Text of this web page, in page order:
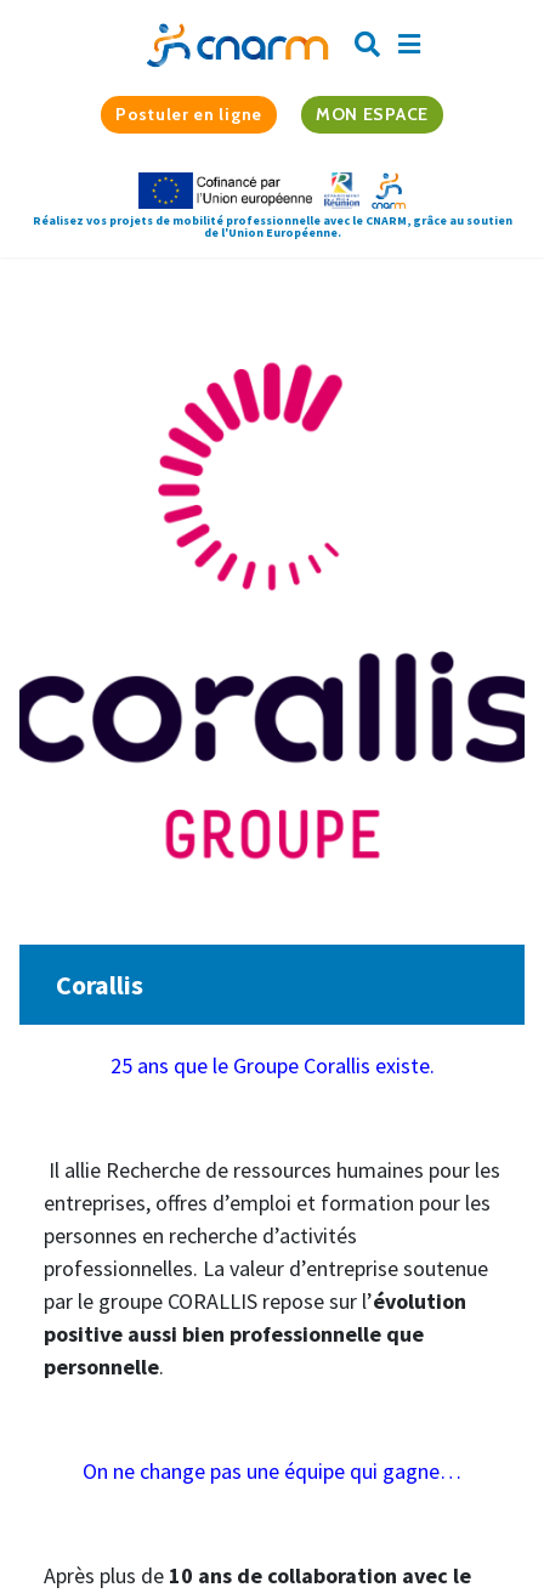
Postuler en ligne MON ESPACE
Réalisez vos projets de mobilité professionnelle avec le CNARM, grâce au soutien
de l'Union Européenne.
Corallis
25 ans que le Groupe Corallis existe.
Il allie Recherche de ressources humaines pour les
entreprises, offres d’emploi et formation pour les
personnes en recherche d’activités
professionnelles. La valeur d’entreprise soutenue
par le groupe CORALLIS repose sur l’évolution
positive aussi bien professionnelle que
personnelle.
On ne change pas une équipe qui gagne…
Après plus de 10 ans de collaboration avec le